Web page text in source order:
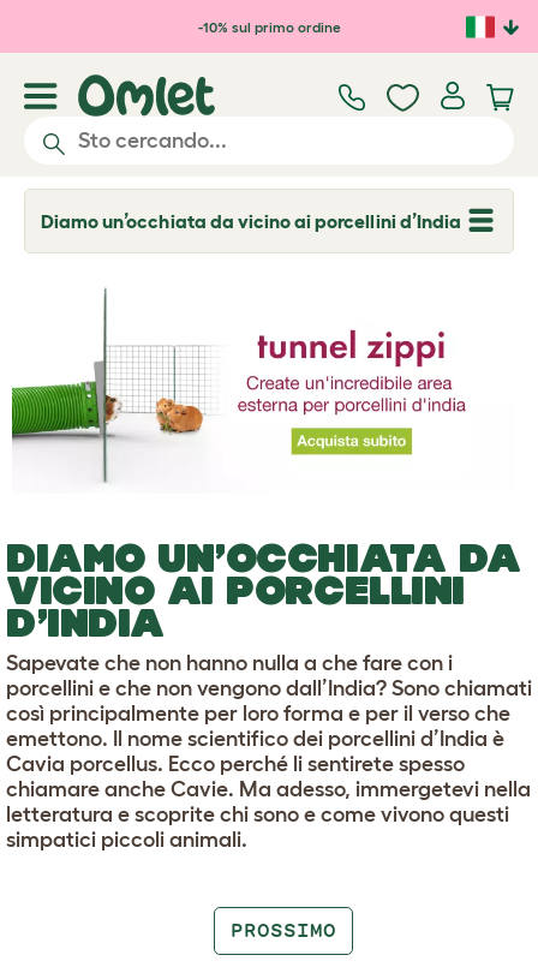
Passa al contenuto principale
-10% sul primo ordine
Diamo un’occhiata da vicino ai porcellini d’India
T
o
o
p
d
o
DIAMO UN’OCCHIATA DA
VICINO AI PORCELLINI
D’INDIA
Sapevate che non hanno nulla a che fare con i
porcellini e che non vengono dall’India? Sono chiamati
così principalmente per loro forma e per il verso che
emettono. Il nome scientifico dei porcellini d’India è
Cavia porcellus. Ecco perché li sentirete spesso
chiamare anche Cavie. Ma adesso, immergetevi nella
letteratura e scoprite chi sono e come vivono questi
simpatici piccoli animali.
PROSSIMO